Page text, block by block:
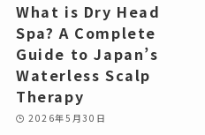
What is Dry Head
Spa? A Complete
Guide to Japan’s
Waterless Scalp
Therapy
2026年5月30日